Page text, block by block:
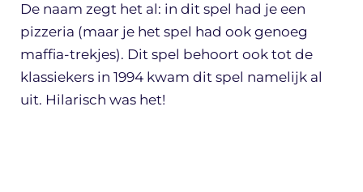
De naam zegt het al: in dit spel had je een
pizzeria (maar je het spel had ook genoeg
maffia-trekjes). Dit spel behoort ook tot de
klassiekers in 1994 kwam dit spel namelijk al
uit. Hilarisch was het!